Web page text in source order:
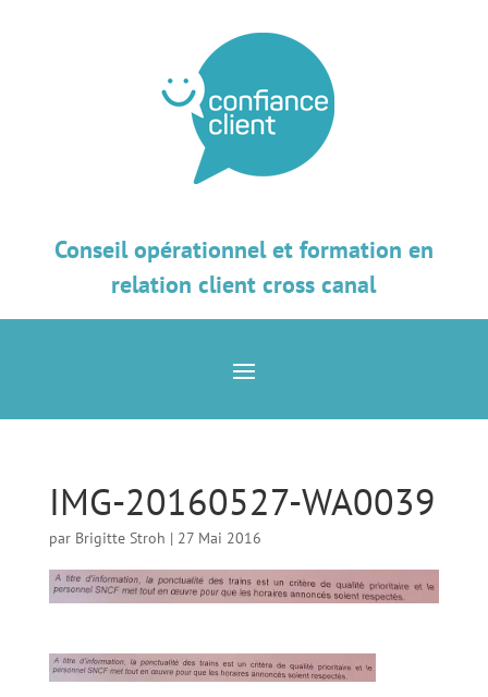
Conseil opérationnel et formation en
relation client cross canal
IMG-20160527-WA0039
par Brigitte Stroh | 27 Mai 2016